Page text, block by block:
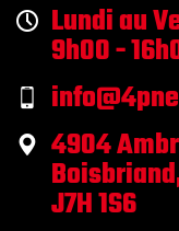
Lundi au
9h00 -
4904
J7H 1S6